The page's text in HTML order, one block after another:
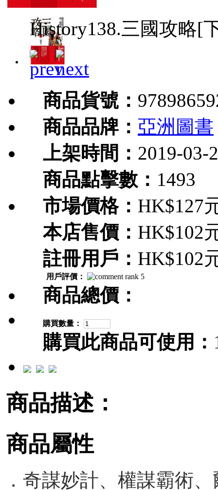
History138.三國攻略[
商品貨號：
商品品牌： 亞洲圖書
上架時間： 2019-03-
商品點擊數： 1493
市場價格： HK$127
本店售價： HK$102
註冊用戶： HK$102
用戶評價：
商品總價：
購買數量：
購買此商品可使用：
商品描述：
商品屬性
．奇謀妙計、權謀霸術